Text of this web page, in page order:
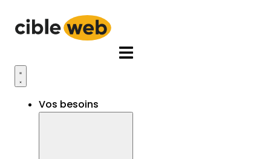
contenu
Vos besoins